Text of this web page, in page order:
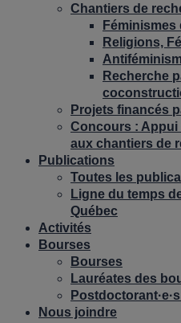
Chantiers de
Religions,
Recherche
Projets financés
Concours :
aux chantiers de
Publications
Toutes les
Ligne du temps
Québec
Activités
Bourses
Bourses
Lauréates des
Nous joindre